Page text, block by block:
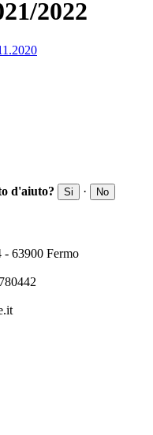
2022
d'aiuto?
Si · No
- 63900 Fermo